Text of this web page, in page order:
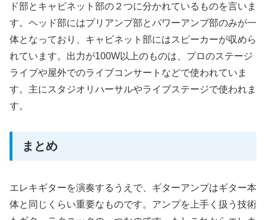
ド部とキャビネット部の２つに分かれているものを言いま
す。ヘッド部にはプリアンプ部とパワーアンプ部のみが一
体となっており、キャビネット部にはスピーカーが収めら
れています。出力が100W以上のものは、プロのステージ
ライブや屋外でのライブコンサートなどで使われていま
す。主にスタジオリハーサルやライブステージで使われま
す。
まとめ
エレキギターを演奏するうえで、ギターアンプはギター本
体と同じくらい重要なものです。アンプを上手く扱う技術